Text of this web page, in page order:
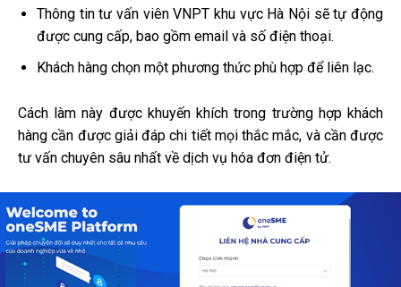
Thông tin tư vấn viên VNPT khu vực Hà Nội sẽ tự động
được cung cấp, bao gồm email và số điện thoại.
Khách hàng chọn một phương thức phù hợp để liên lạc.
Cách làm này được khuyến khích trong trường hợp khách
hàng cần được giải đáp chi tiết mọi thắc mắc, và cần được
tư vấn chuyên sâu nhất về dịch vụ hóa đơn điện tử.